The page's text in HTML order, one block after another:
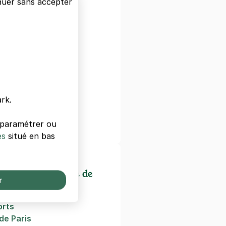
cinémas de
Paris
ou
situé en bas